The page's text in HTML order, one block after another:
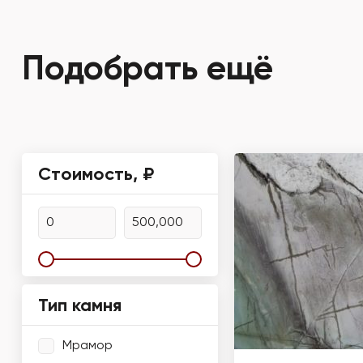
Подобрать ещё
Стоимость, ₽
Тип камня
Мрамор